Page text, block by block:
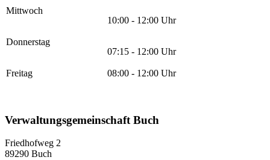
Mittwoch
10:00 - 12:00 Uhr
Donnerstag
07:15 - 12:00 Uhr
Freitag 08:00 - 12:00 Uhr
Verwaltungsgemeinschaft Buch
Friedhofweg 2
89290 Buch